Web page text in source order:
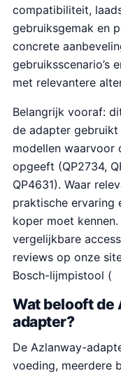
compatibiliteit,
gebruiksgemak en
concrete
gebruiksscenario’s
met relevantere
Belangrijk vooraf:
de adapter gebruikt
modellen
opgeeft (QP2734,
QP4631). Waar
praktische ervaring
koper moet
vergelijkbare
reviews op onze
Bosch-lijmpistool (
Wat belooft de
adapter?
De Azlanway-
voeding, meerdere